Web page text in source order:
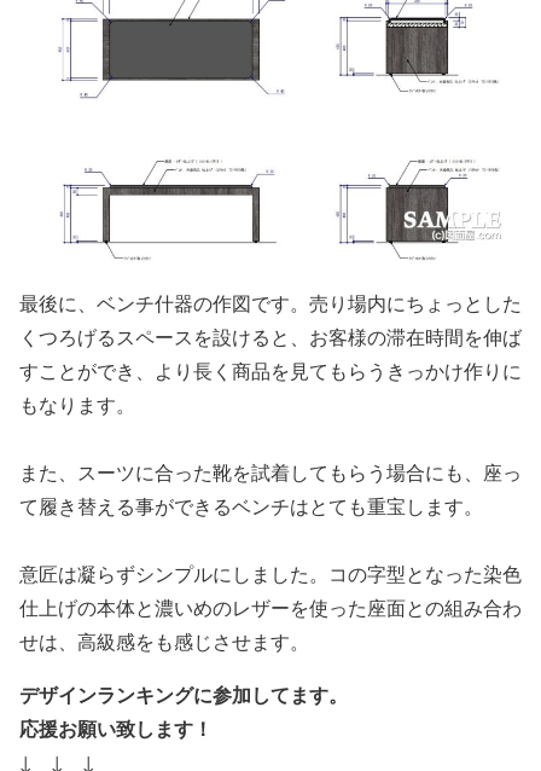
最後に、ベンチ什器の作図です。売り場内にちょっとした
くつろげるスペースを設けると、お客様の滞在時間を伸ば
すことができ、より長く商品を見てもらうきっかけ作りに
もなります。
また、スーツに合った靴を試着してもらう場合にも、座っ
て履き替える事ができるベンチはとても重宝します。
意匠は凝らずシンプルにしました。コの字型となった染色
仕上げの本体と濃いめのレザーを使った座面との組み合わ
せは、高級感をも感じさせます。
デザインランキングに参加してます。
応援お願い致します！
↓ ↓ ↓